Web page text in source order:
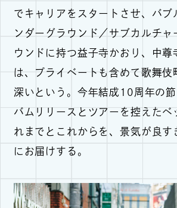
でキャリアをスタートさせ、バブ
ンダーグラウンド／サブカルチャ
ウンドに持つ益子寺かおり、中尊
は、プライベートも含めて歌舞伎
深いという。今年結成10周年の
バムリリースとツアーを控えたベ
れまでとこれからを、景気が良す
にお届けする。